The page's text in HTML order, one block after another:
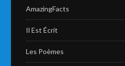
AmazingFacts
Il Est Écrit
Les Poèmes